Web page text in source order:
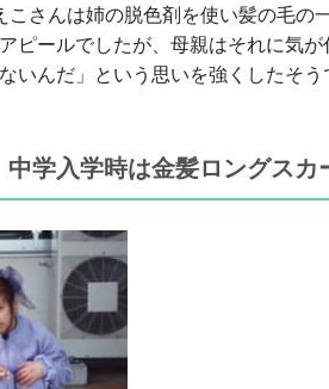
さんは姉の脱色剤を使い髪の毛の
ピールでしたが、母親はそれに気が
いんだ」という思いを強くしたそう
学入学時は金髪ロングスカ